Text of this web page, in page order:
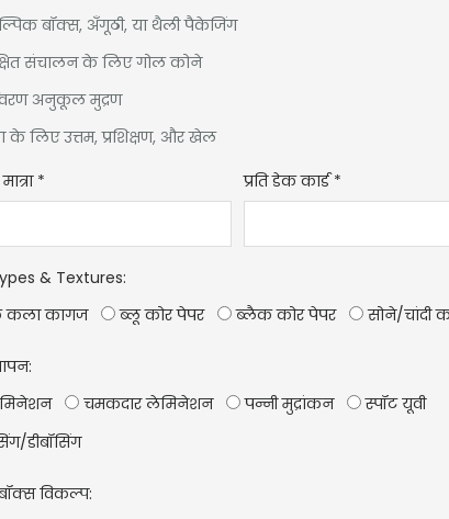
बॉक्स, अँगूठी, या थैली पैकेजिंग
संचालन के लिए गोल कोने
अनुकूल मुद्रण
के लिए उत्तम, प्रशिक्षण, और खेल
* प्रति डेक कार्ड *
& Textures:
कला कागज
ब्लू कोर पेपर ब्लैक कोर पेपर सोने/चांदी
चमकदार लेमिनेशन पन्नी मुद्रांकन
स्पॉट यूवी
डीबॉसिंग
विकल्प: